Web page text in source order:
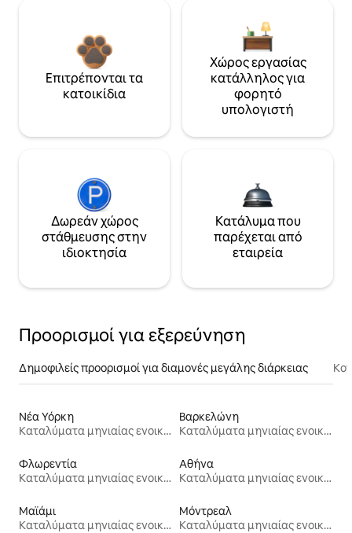
Επιτρέπονται τα
κατοικίδια
Χώρος εργασίας
κατάλληλος για
φορητό
υπολογιστή
Δωρεάν χώρος
στάθμευσης στην
ιδιοκτησία
Κατάλυμα που
παρέχεται από
εταιρεία
Προορισμοί για εξερεύνηση
Δημοφιλείς προορισμοί για διαμονές μεγάλης διάρκειας
Νέα Υόρκη
Καταλύματα μηνιαίας ενοικίασης
Βαρκελώνη
Καταλύματα μηνιαίας ενοικίασης
Φλωρεντία
Καταλύματα μηνιαίας ενοικίασης
Αθήνα
Καταλύματα μηνιαίας ενοικίασης
Μαϊάμι
Καταλύματα μηνιαίας ενοικίασης
Μόντρεαλ
Καταλύματα μηνιαίας ενοικίασης